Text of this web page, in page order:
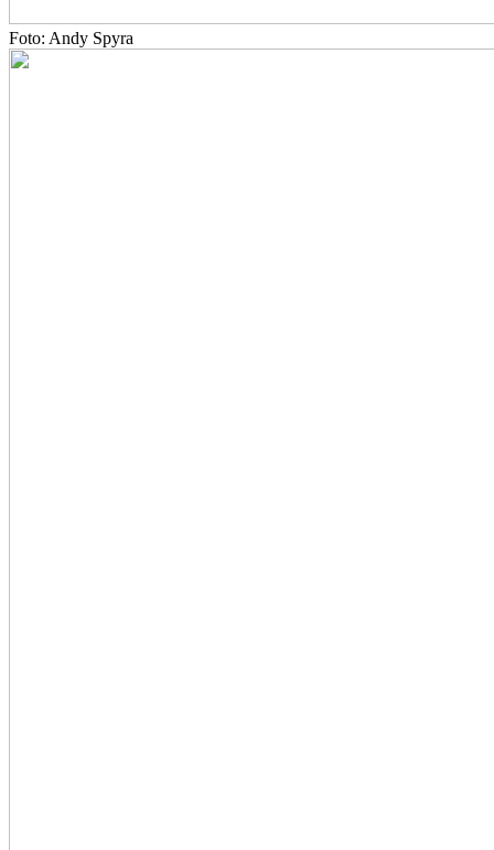
Foto: Andy Spyra